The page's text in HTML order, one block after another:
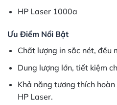
HP Laser 1000a
Ưu Điểm Nổi Bật
Chất lượng in sắc nét, đều
Dung lượng lớn, tiết kiệm
Khả năng tương thích
HP Laser.